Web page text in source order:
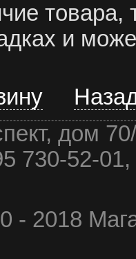
товара,
и
дом
730-52-
- 2018